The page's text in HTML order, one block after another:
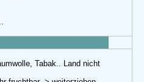
Tabak.. Land nicht